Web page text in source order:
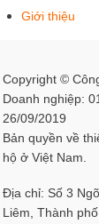
Giới thiệu
Copyright ©
Doanh nghiệp:
26/09/2019
Bản quyền về
hộ ở Việt Nam.
Địa chỉ: Số 3
Liêm, Thành